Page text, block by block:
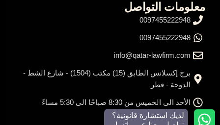
معلومات التواصل
0097455222948
0097455222948
info@qatar-lawfirm.com
برج إكسلانس الطابق (15) مكتب (1504) - شارع الشط -
الدوحة - قطر
الأحد الى الخميس من 8:30 صباحًا الى 5:30 مساءً
لديك استشارة قانونية؟